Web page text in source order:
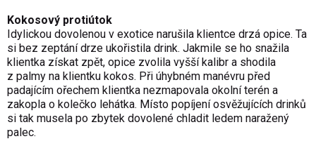
Kokosový protiútok
Idylickou dovolenou v exotice narušila klientce drzá opice. Ta
si bez zeptání drze ukořistila drink. Jakmile se ho snažila
klientka získat zpět, opice zvolila vyšší kalibr a shodila
z palmy na klientku kokos. Při úhybném manévru před
padajícím ořechem klientka nezmapovala okolní terén a
zakopla o kolečko lehátka. Místo popíjení osvěžujících drinků
si tak musela po zbytek dovolené chladit ledem naražený
palec.